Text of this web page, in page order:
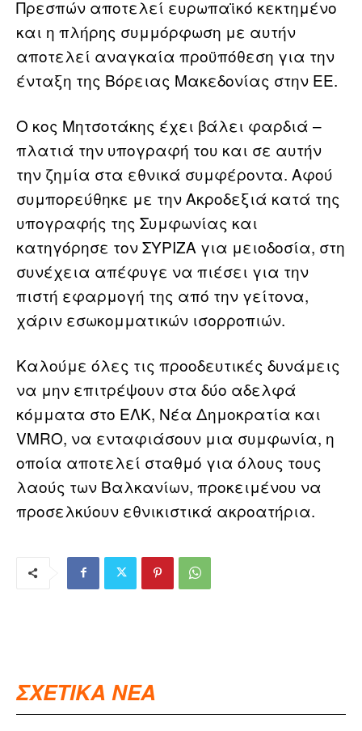
ΣΧΕΤΙΚΑ ΝΕΑ
Πρεσπών αποτελεί ευρωπαϊκό κεκτημένο
και η πλήρης συμμόρφωση με αυτήν
αποτελεί αναγκαία προϋπόθεση για την
ένταξη της Βόρειας Μακεδονίας στην ΕΕ.
Ο κος Μητσοτάκης έχει βάλει φαρδιά –
πλατιά την υπογραφή του και σε αυτήν
την ζημία στα εθνικά συμφέροντα. Αφού
συμπορεύθηκε με την Ακροδεξιά κατά της
υπογραφής της Συμφωνίας και
κατηγόρησε τον ΣΥΡΙΖΑ για μειοδοσία, στη
συνέχεια απέφυγε να πιέσει για την
πιστή εφαρμογή της από την γείτονα,
χάριν εσωκομματικών ισορροπιών.
Καλούμε όλες τις προοδευτικές δυνάμεις
να μην επιτρέψουν στα δύο αδελφά
κόμματα στο ΕΛΚ, Νέα Δημοκρατία και
VMRO, να ενταφιάσουν μια συμφωνία, η
οποία αποτελεί σταθμό για όλους τους
λαούς των Βαλκανίων, προκειμένου να
προσελκύουν εθνικιστικά ακροατήρια.